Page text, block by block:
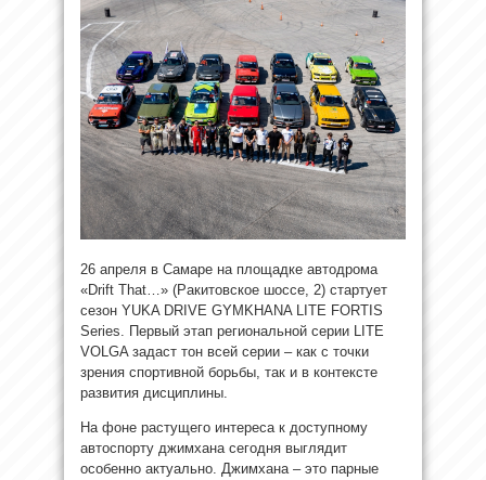
26 апреля в Самаре на площадке автодрома
«Drift That…» (Ракитовское шоссе, 2) стартует
сезон YUKA DRIVE GYMKHANA LITE FORTIS
Series. Первый этап региональной серии LITE
VOLGA задаст тон всей серии – как с точки
зрения спортивной борьбы, так и в контексте
развития дисциплины.
На фоне растущего интереса к доступному
автоспорту джимхана сегодня выглядит
особенно актуально. Джимхана – это парные